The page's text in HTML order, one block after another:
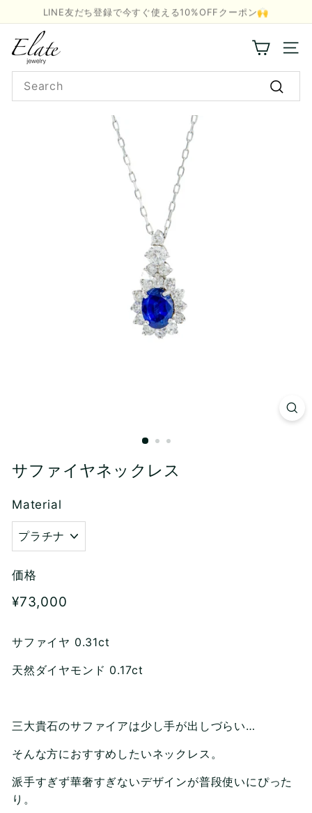
to
content
LINE友だち登録で今すぐ使える10%OFFクーポン🙌
E
l
a
e
Site
Search
サファイヤネックレス
Material
価格
Regular
¥73,000
サファイヤ 0.31ct
天然ダイヤモンド 0.17ct
三大貴石のサファイアは少し手が出しづらい…
そんな方におすすめしたいネックレス。
派手すぎず華奢すぎないデザインが普段使いにぴった
り。